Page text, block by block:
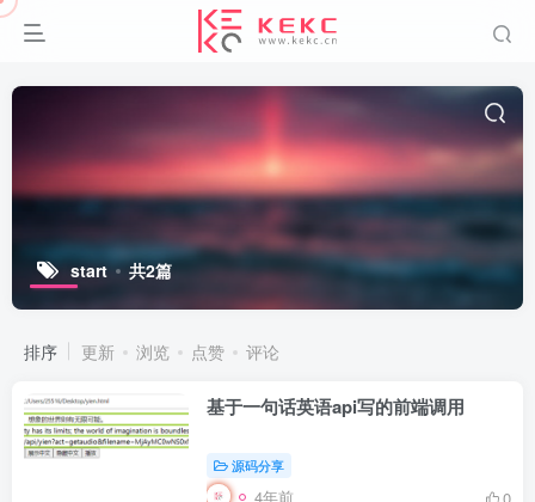
start 共2篇
排序 更新 浏览 点赞 评论
基于一句话英语api写的前端调用
源码分享
4年前 0